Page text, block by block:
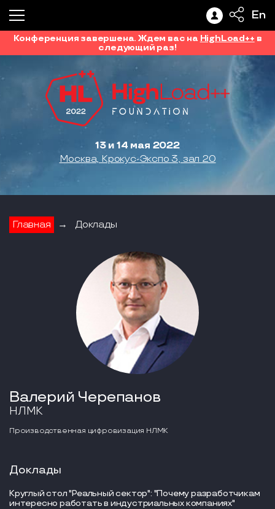
En
Конференция завершена. Ждем вас на HighLoad++ в
следующий раз!
13 и 14 мая 2022
Москва, Крокус-Экспо 3, зал 20
Главная → Доклады
Валерий Черепанов
НЛМК
Производственная цифровизация НЛМК
Доклады
Круглый стол "Реальный cектор": "Почему разработчикам
интересно работать в индустриальных компаниях"